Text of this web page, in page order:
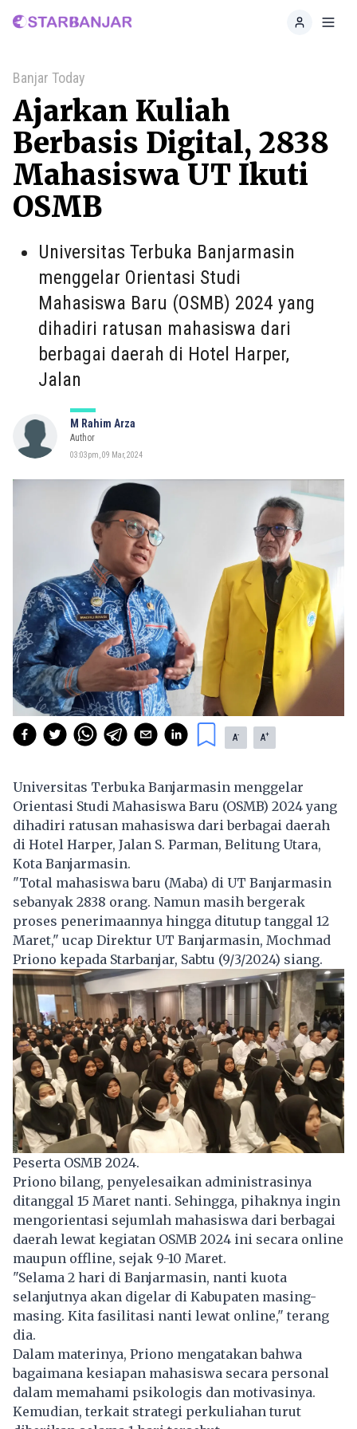
Home
Banjar Today
Ajarkan Kuliah
Berbasis Digital, 2838
Mahasiswa UT Ikuti
OSMB
Universitas Terbuka Banjarmasin
menggelar Orientasi Studi
Mahasiswa Baru (OSMB) 2024 yang
dihadiri ratusan mahasiswa dari
berbagai daerah di Hotel Harper,
Jalan
M Rahim Arza
Author
03:03pm, 09 Mar, 2024
A- A+
Universitas Terbuka Banjarmasin menggelar
Orientasi Studi Mahasiswa Baru (OSMB) 2024 yang
dihadiri ratusan mahasiswa dari berbagai daerah
di Hotel Harper, Jalan S. Parman, Belitung Utara,
Kota Banjarmasin.
"Total mahasiswa baru (Maba) di UT Banjarmasin
sebanyak 2838 orang. Namun masih bergerak
proses penerimaannya hingga ditutup tanggal 12
Maret," ucap Direktur UT Banjarmasin, Mochmad
Priono kepada Starbanjar, Sabtu (9/3/2024) siang.
Peserta OSMB 2024.
Priono bilang, penyelesaikan administrasinya
ditanggal 15 Maret nanti. Sehingga, pihaknya ingin
mengorientasi sejumlah mahasiswa dari berbagai
daerah lewat kegiatan OSMB 2024 ini secara online
maupun offline, sejak 9-10 Maret.
"Selama 2 hari di Banjarmasin, nanti kuota
selanjutnya akan digelar di Kabupaten masing-
masing. Kita fasilitasi nanti lewat online," terang
dia.
Dalam materinya, Priono mengatakan bahwa
bagaimana kesiapan mahasiswa secara personal
dalam memahami psikologis dan motivasinya.
Kemudian, terkait strategi perkuliahan turut